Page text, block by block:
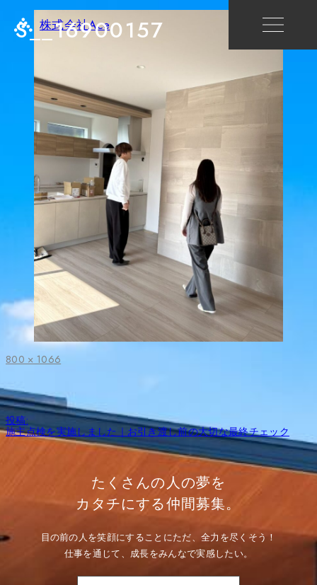
株式会社Ace
S__16900157
フ
イ
ズ
800 × 1066
投
稿
ナ
ョ
投稿:
施主点検を実施しました｜お引き渡し前の大切な最終チェック
たくさんの人の夢を
カタチにする仲間募集。
目の前の人を笑顔にすることにただ、全力を尽くそう！
仕事を通じて、成長をみんなで実感したい。